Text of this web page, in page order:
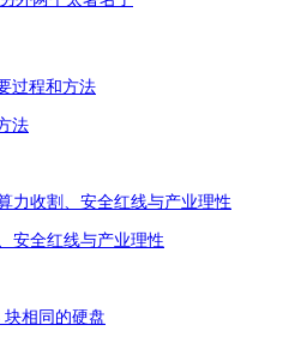
法
安全红线与产业理性